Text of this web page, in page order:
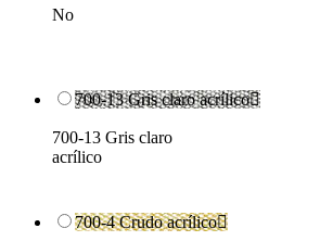
No
700-13 Gris claro acrílico
700-13 Gris claro
acrílico
700-4 Crudo acrílico